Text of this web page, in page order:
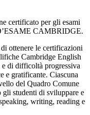
certificato per gli esami
CAMBRIDGE.
ottenere le certificazioni
Cambridge English
di difficoltà progressiva
e gratificante. Ciascuna
del Quadro Comune
studenti di sviluppare e
writing, reading e